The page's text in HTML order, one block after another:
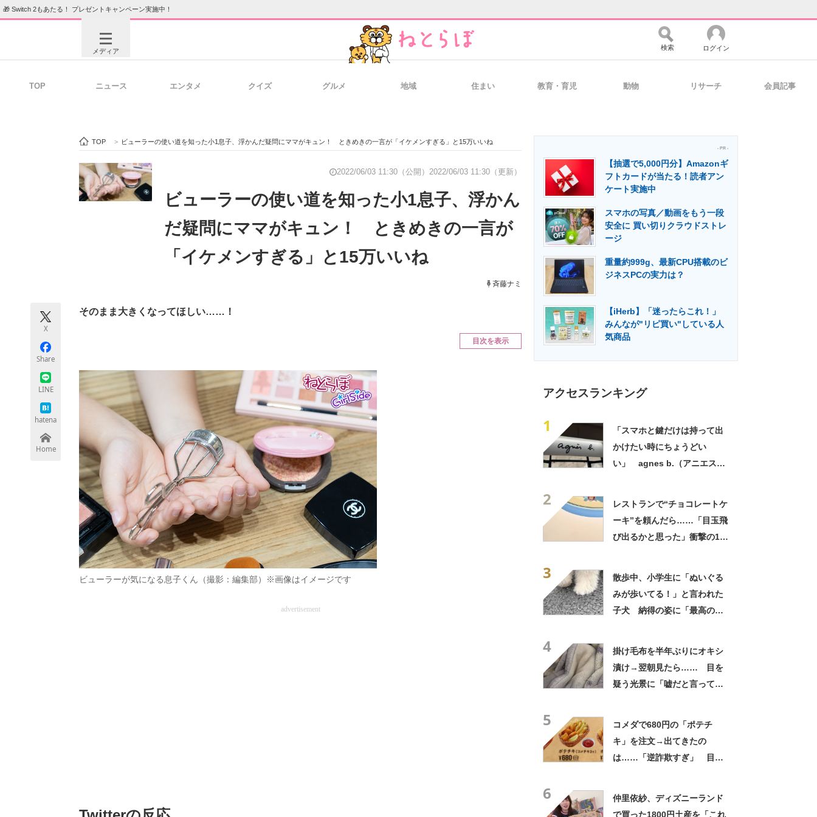
🎁 Switch 2もあたる！ プレゼントキャンペーン実施中！
メディア
ビジネスと働き方のヒント 経営リーダーのコミュニティ マーケ×ITの今がよく分かる
ITエンジニア向け専門サイト 企業向けIT製品の総合サイト IT製品の技術・比較・事例 製造業のIT導入・活用を支援
エネルギーの専門メディア 建設×テクノロジーの最前線
検索 ログイン
TOP ニュース エンタメ クイズ グルメ 地域 住まい 教育・育児 動物 リサーチ 会員記事
TOP > ビューラーの使い道を知った小1息子、浮かんだ疑問にママがキュン！ ときめきの一言が「イケメンすぎる」と15万いいね
2022/06/03 11:30（公開） 2022/06/03 11:30（更新）
ビューラーの使い道を知った小1息子、浮かん
だ疑問にママがキュン！ ときめきの一言が
「イケメンすぎる」と15万いいね
斉藤ナミ
X
Share
LINE
hatena
Home
そのまま大きくなってほしい……！
目次を表示
ビューラーが気になる息子くん（撮影：編集部）※画像はイメージです
advertisement
- PR -
【抽選で5,000円分】Amazonギ
フトカードが当たる！読者アン
ケート実施中
スマホの写真／動画をもう一段
安全に 買い切りクラウドストレ
ージ
重量約999g、最新CPU搭載のビ
ジネスPCの実力は？
【iHerb】「迷ったらこれ！」
みんなが"リピ買い"している人
気商品
アクセスランキング
1
「スマホと鍵だけは持って出
かけたい時にちょうどい
い」 agnes b.（アニエスべ
2
レストランで“チョコレートケ
ーキ”を頼んだら……「目玉飛
び出るかと思った」衝撃の1皿
3
散歩中、小学生に「ぬいぐる
みが歩いてる！」と言われた
子犬 納得の姿に「最高の褒
4
掛け毛布を半年ぶりにオキシ
漬け→翌朝見たら…… 目を
疑う光景に「嘘だと言ってく
5
コメダで680円の「ポテチ
キ」を注文→出てきたの
は……「逆詐欺すぎ」 目を
6
仲里依紗、ディズニーランド
で買った1800円土産を「これ